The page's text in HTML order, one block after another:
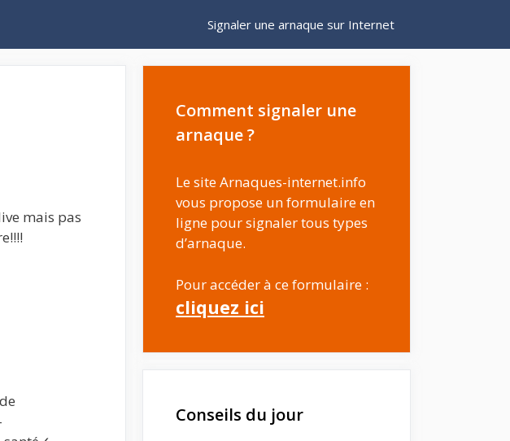
Signaler une arnaque sur Internet
mais pas
Comment signaler une
arnaque ?
Le site Arnaques-internet.info
vous propose un formulaire en
ligne pour signaler tous types
d’arnaque.
Pour accéder à ce formulaire :
cliquez ici
Conseils du jour